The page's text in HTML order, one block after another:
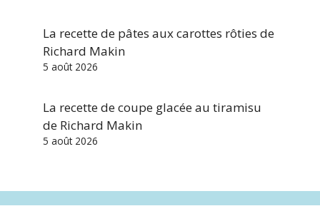
La recette de pâtes aux carottes rôties de
Richard Makin
5 août 2026
La recette de coupe glacée au tiramisu
de Richard Makin
5 août 2026